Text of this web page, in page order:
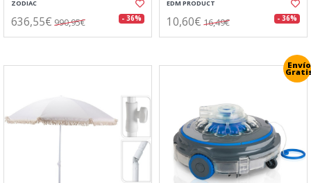
ZODIAC
636,55€ 990,95€ - 36%
EDM PRODUCT
10,60€ 16,49€ - 36%
Envío